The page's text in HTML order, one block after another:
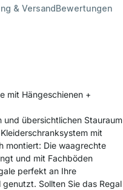
& VersandBewertungen
mit Hängeschienen +
übersichtlichen Stauraum
mit
montiert: Die waagrechte
und mit Fachböden
perfekt an Ihre
Sollten Sie das Regal